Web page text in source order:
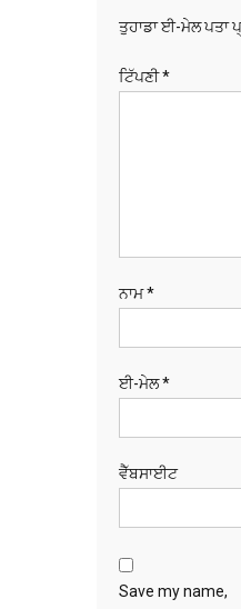
ਤੁਹਾਡਾ ਈ-ਮੇਲ ਪਤਾ
ਟਿੱਪਣੀ*
ਨਾਮ*
ਈ-ਮੇਲ*
ਵੈੱਬਸਾਈਟ
Save my name,